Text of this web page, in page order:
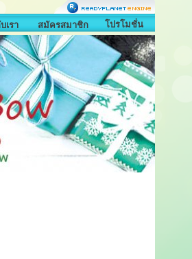
เรา สมัครสมาชิก โปรโมชั่น